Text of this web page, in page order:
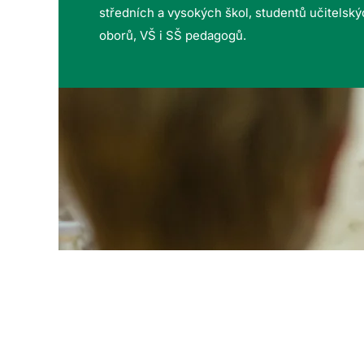
středních a vysokých škol, studentů
oborů, VŠ i SŠ pedagogů.